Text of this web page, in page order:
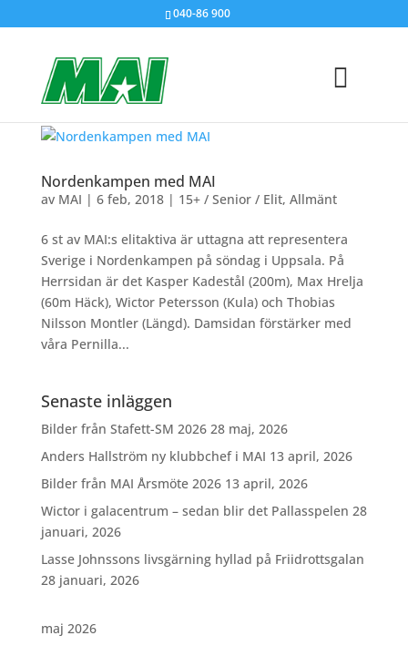
040-86 900
Nordenkampen med MAI
av MAI | 6 feb, 2018| 15+ / Senior / Elit, Allmänt
6 st av MAI:s elitaktiva är uttagna att representera
Sverige i Nordenkampen på söndag i Uppsala. På
Herrsidan är det Kasper Kadestål (200m), Max Hrelja
(60m Häck), Wictor Petersson (Kula) och Thobias
Nilsson Montler (Längd). Damsidan förstärker med
våra Pernilla...
Senaste inläggen
Bilder från Stafett-SM 2026 28 maj, 2026
Anders Hallström ny klubbchef i MAI 13 april, 2026
Bilder från MAI Årsmöte 2026 13 april, 2026
Wictor i galacentrum – sedan blir det Pallasspelen 28
januari, 2026
Lasse Johnssons livsgärning hyllad på Friidrottsgalan
28 januari, 2026
maj 2026